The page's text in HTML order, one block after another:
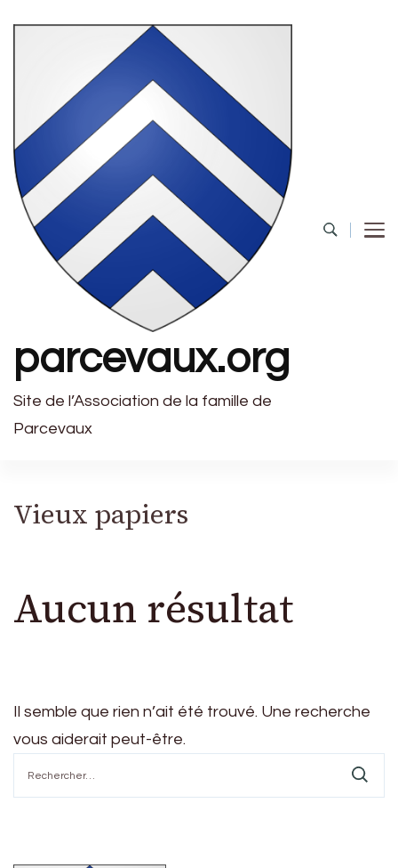
parcevaux.org
Site de l’Association de la famille de
Parcevaux
Vieux papiers
Aucun résultat
Il semble que rien n’ait été trouvé. Une recherche
vous aiderait peut-être.